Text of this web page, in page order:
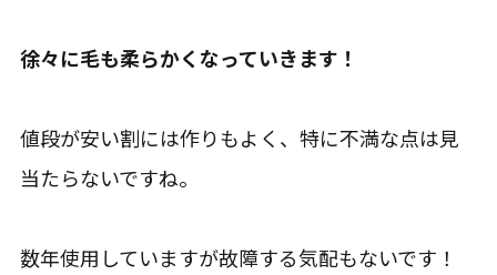
徐々に毛も柔らかくなっていきます！
値段が安い割には作りもよく、特に不満な点は見
当たらないですね。
数年使用していますが故障する気配もないです！